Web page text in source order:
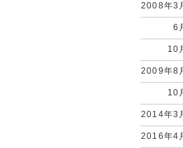
2008年3
6
10
2009年8
10
2014年3
2016年4